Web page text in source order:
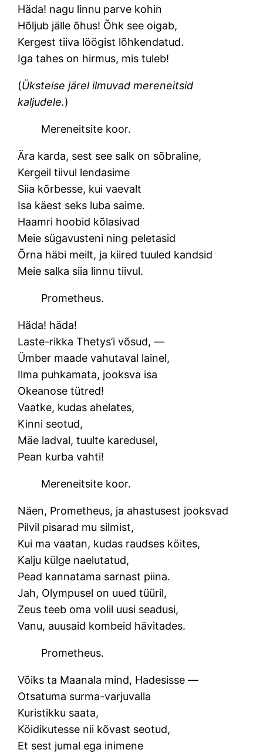
Häda! nagu linnu parve kohin
Hõljub jälle õhus! Õhk see oigab,
Kergest tiiva löögist lõhkendatud.
Iga tahes on hirmus, mis tuleb!
(Üksteise järel ilmuvad mereneitsid
kaljudele.)
Mereneitsite koor.
Ära karda, sest see salk on sõbraline,
Kergeil tiivul lendasime
Siia kõrbesse, kui vaevalt
Isa käest seks luba saime.
Haamri hoobid kõlasivad
Meie sügavusteni ning peletasid
Õrna häbi meilt, ja kiired tuuled kandsid
Meie salka siia linnu tiivul.
Prometheus.
Häda! häda!
Laste-rikka Thetys’i võsud, —
Ümber maade vahutaval lainel,
Ilma puhkamata, jooksva isa
Okeanose tütred!
Vaatke, kudas ahelates,
Kinni seotud,
Mäe ladval, tuulte karedusel,
Pean kurba vahti!
Mereneitsite koor.
Näen, Prometheus, ja ahastusest jooksvad
Pilvil pisarad mu silmist,
Kui ma vaatan, kudas raudses köites,
Kalju külge naelutatud,
Pead kannatama sarnast piina.
Jah, Olympusel on uued tüüril,
Zeus teeb oma volil uusi seadusi,
Vanu, auusaid kombeid hävitades.
Prometheus.
Võiks ta Maanala mind, Hadesisse —
Otsatuma surma-varjuvalla
Kuristikku saata,
Köidikutesse nii kõvast seotud,
Et sest jumal ega inimene